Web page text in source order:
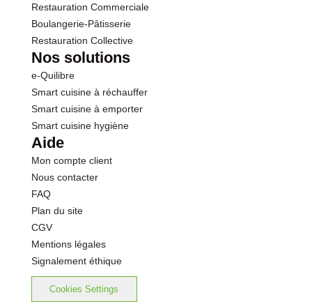
Restauration Commerciale
Boulangerie-Pâtisserie
Restauration Collective
Nos solutions
e-Quilibre
Smart cuisine à réchauffer
Smart cuisine à emporter
Smart cuisine hygiène
Aide
Mon compte client
Nous contacter
FAQ
Plan du site
CGV
Mentions légales
Signalement éthique
Cookies Settings